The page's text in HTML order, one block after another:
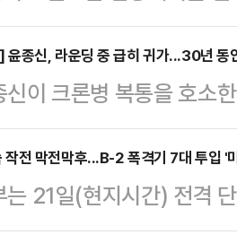
중동 사…
할 벼슬이다. 얼굴마담
아니다. 그들은 이재명의
안 가리고 뛴 주구(走狗)
하다.…
면서 당권 주자들의 움직
김용태 비대위원장, 김문
물밑 지지 기반을 끌어모
을 다지는 것으로 풀이된
전날(21일) 지역구인 경
'철수형은 듣고 싶어서'
…
윤종신, 라운딩 중 급히 귀가...30년 동
신이 크론병 복통을 호소
은 지난 21일 자신의
식사 못하고 그냥 왔다.
했다.그는 "네가 날 찾아
년 전, 이젠 친구 같다.
작전 막전막후...B-2 폭격기 7대 투입 '
는 21일(현지시간) 전격
B-2 폭격기 7대가 벙커